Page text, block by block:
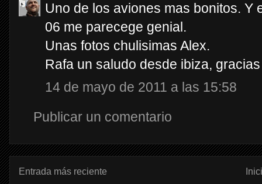
Uno de los aviones mas bonitos. Y
06 me parecege genial.
Unas fotos chulisimas Alex.
Rafa un saludo desde ibiza,
14 de mayo de 2011 a las 15:58
Publicar un comentario
Entrada más reciente